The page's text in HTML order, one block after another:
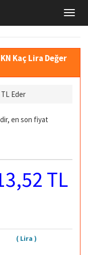
Kaç Lira Değer
Eder
en son fiyat
TL
( Lira )